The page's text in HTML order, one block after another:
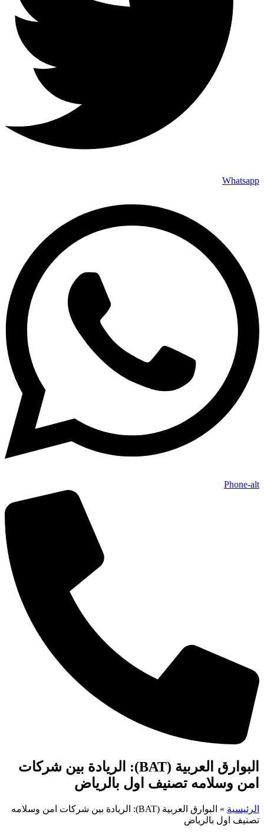
Whatsapp
Phone-alt
البوارق العربية (BAT): الريادة بين شركات
امن وسلامه تصنيف اول بالرياض
الرئيسية »
البوارق العربية (BAT): الريادة بين شركات امن وسلامه
تصنيف اول بالرياض